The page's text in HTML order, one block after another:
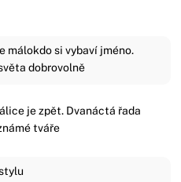
málokdo si vybaví jméno.
dobrovolně
je zpět. Dvanáctá řada
tváře